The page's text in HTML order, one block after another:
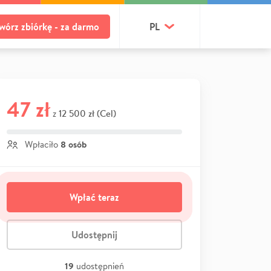
zbiórkę - za darmo PL
47 zł z 12 500 zł (Cel)
Wpłaciło 8 osób
Wpłać teraz
Udostępnij
19 udostępnień